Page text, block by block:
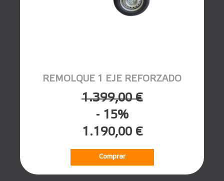
REMOLQUE 1 EJE REFORZADO
1.399,00 €
- 15%
1.190,00 €
Comprar